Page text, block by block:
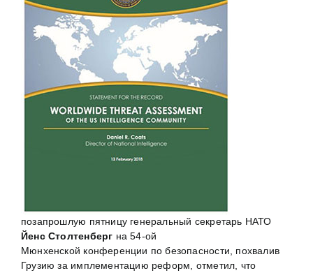
позапрошлую пятницу генеральный секретарь НАТО
Йенс Столтенберг на 54-ой
Мюнхенской конференции по безопасности, похвалив
Грузию за имплементацию реформ, отметил, что